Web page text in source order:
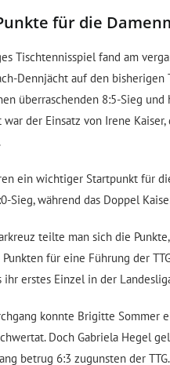
für die
Tischtennisspiel fand am
Dennjächt auf den bisherigen
überraschenden 8:5-Sieg
der Einsatz von Irene
ein wichtiger Startpunkt für
Sieg, während das Doppel
teilte man sich die
für eine Führung der
ihr erstes Einzel in der
konnte Brigitte Sommer
Doch Gabriela Hegel
betrug 6:3 zugunsten der TTG.